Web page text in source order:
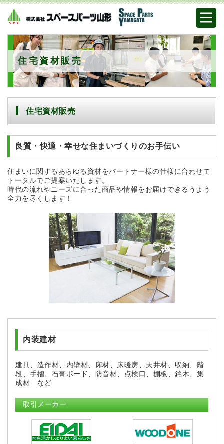
住宅資材販売
住宅資材販売
良質・快適・幸せな住まいづくりのお手伝い
住まいに関するあらゆる資材をパートナー様の仕様に合わせて
トータルでご提案いたします。
時代の流れやニーズに合った商品や情報をお届けできるうよう
全力を尽くします！
内装建材
建具、造作材、内壁材、床材、床暖房、天井材、収納、階
段、手摺、石膏ボード、防音材、点検口、棚板、銘木、集
成材 など
取引メーカー